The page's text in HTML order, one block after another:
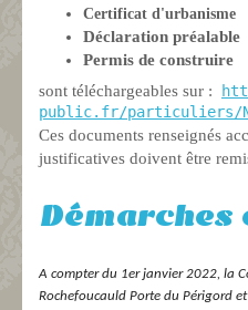
Certificat d'urbanisme
Déclaration préalable
Permis de construire
sont téléchargeables sur :
public.fr/particuliers/
Ces documents renseignés
justificatives doivent être
Démarches
A compter du 1er janvier 2022, la
Rochefoucauld Porte du Périgord